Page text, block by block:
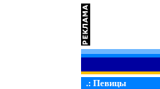
.: Певицы